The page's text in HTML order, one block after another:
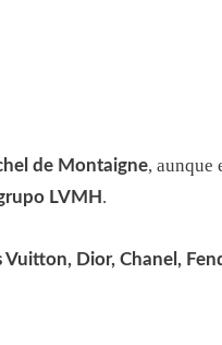
de Montaigne, aunque
LVMH .
Vuitton, Dior, Chanel,